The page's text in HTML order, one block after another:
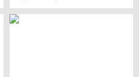
bombalardan ölüyor